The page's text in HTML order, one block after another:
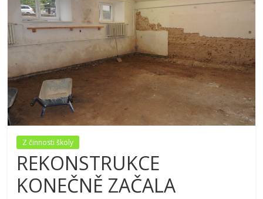
Z činnosti školy
REKONSTRUKCE
KONEČNĚ ZAČALA